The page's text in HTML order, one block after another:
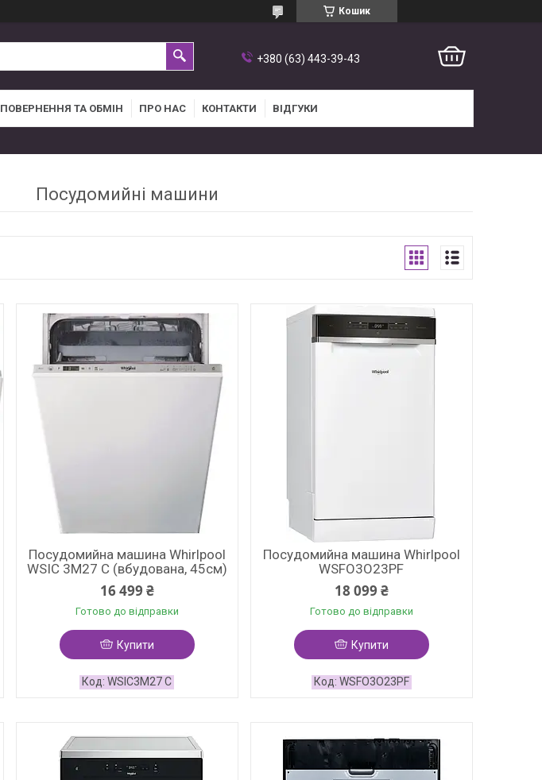
Кошик
+380 (63) 443-39-43
ПОВЕРНЕННЯ ТА ОБМІН ПРО НАС КОНТАКТИ ВІДГУКИ
Посудомийні машини
Посудомийна машина Whirlpool
WSIC 3M27 C (вбудована, 45см)
16 499 ₴
Готово до відправки
Купити
WSIC3M27 C
Посудомийна машина Whirlpool
WSFO3O23PF
18 099 ₴
Готово до відправки
Купити
WSFO3O23PF